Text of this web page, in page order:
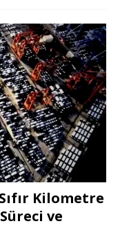
Kilometre
ve